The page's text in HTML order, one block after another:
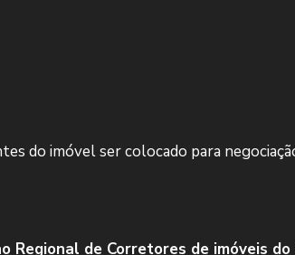
do imóvel ser colocado para
Regional de Corretores de imóveis do